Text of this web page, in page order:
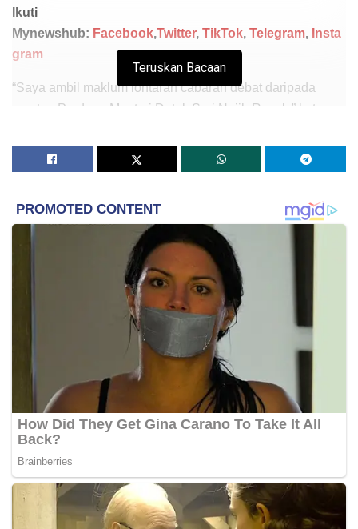
Ikuti
Mynewshub: Facebook,Twitter, TikTok, Telegram, Insta
gram
“Saya ambil maklum lontaran cabaran debat daripada
mantan Perdana Menteri Datuk Seri Najib Razak,” kata
rasminya, hari ini.
tidak berganjak sejak lebih 10 tahun lalu kerana beliau
pernah melontarkan cabaran yang sama kepada Najib
“Beliau (Najib) kini memilih mencabar saya di awal
Ramadan setelah gagal menjawab sanggahan saudara
Rafizi Ramli mengenai kemelut bail-out Sapura dalam
keadaan rakyat miskin dan peniaga kecil yang tidak
Semalam, dilaporkan Najib menyahut cabaran debat
bekas Ahli Parlimen Pandan Mohd Rafizi Ramli tetapi ia
juga perlu disertai Anwar.
syarikat Sapura Energy Bhd (SEB).
Teruskan Bacaan